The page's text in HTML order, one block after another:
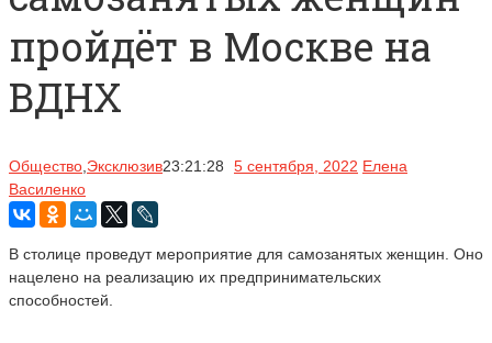
пройдёт в Москве на
ВДНХ
Общество Эксклюзив23:21:28 5 сентября, 2022 Елена
Василенко
В столице проведут мероприятие для самозанятых женщин. Оно
нацелено на реализацию их предпринимательских
способностей.